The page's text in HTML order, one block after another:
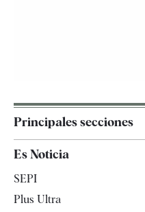
Principales secciones
España
Es Noticia
SEPI
Plus Ultra